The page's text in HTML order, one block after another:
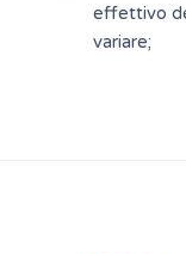
effettivo
variare;